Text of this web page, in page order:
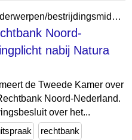
https://www.rijksoverheid.nl/onderwerpen/bestrijdingsmiddelen/documenten/kamerstukken/2024/11/26/rechterlijk-uitspraak-van-rechtbank-noord-nederland-over-vergunningplicht-nabij-natura-2000-gebied-in-provincie-fryslan
Noord-
nabij Natura
de Tweede Kamer over
Noord-Nederland.
over het...
rechtbank